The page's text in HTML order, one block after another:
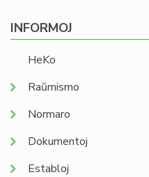
INFORMOJ
HeKo
Raŭmismo
Normaro
Dokumentoj
Establoj